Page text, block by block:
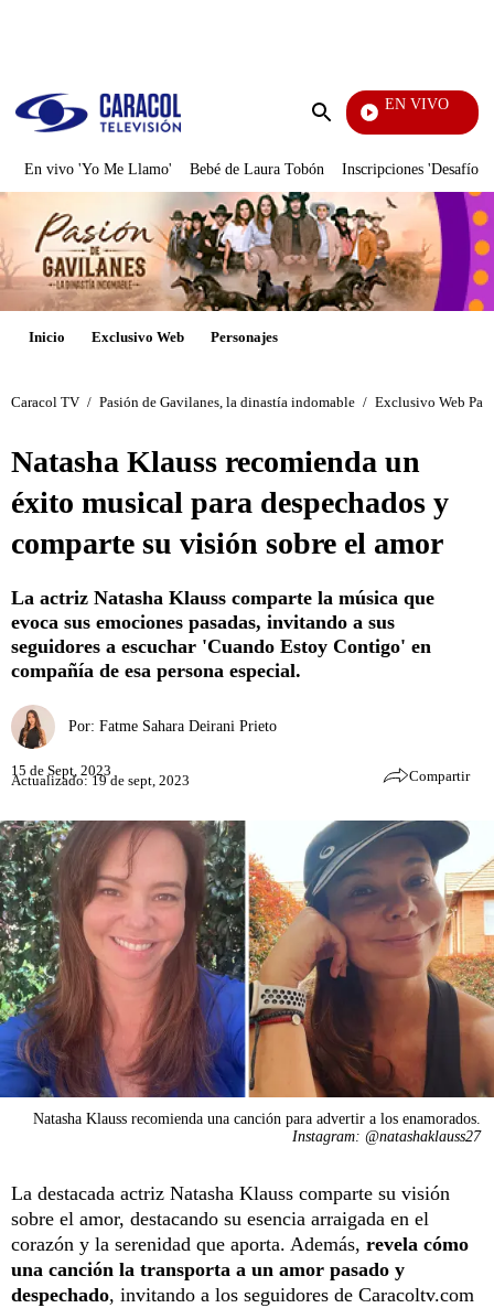
Enviar
EN VIVO
La Red
En vivo 'Yo Me Llamo' Bebé de Laura Tobón Inscripciones 'Desafío'
Inicio Exclusivo Web Personajes
Caracol TV / Pasión de Gavilanes, la dinastía indomable / Exclusivo Web
Natasha Klauss recomienda un
éxito musical para despechados y
comparte su visión sobre el amor
La actriz Natasha Klauss comparte la música que
evoca sus emociones pasadas, invitando a sus
seguidores a escuchar 'Cuando Estoy Contigo' en
compañía de esa persona especial.
Por: Fatme Sahara Deirani Prieto
15 de Sept, 2023
Actualizado: 19 de sept, 2023 Compartir
Natasha Klauss recomienda una canción para advertir a los enamorados.
Instagram: @natashaklauss27
La destacada actriz Natasha Klauss comparte su visión
sobre el amor, destacando su esencia arraigada en el
corazón y la serenidad que aporta. Además, revela cómo
una canción la transporta a un amor pasado y
despechado, invitando a los seguidores de Caracoltv.com